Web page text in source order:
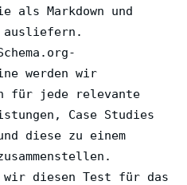
als Markdown und
ausliefern.
werden wir
für jede relevante
Case Studies
diese zu einem
wir diesen Test für das